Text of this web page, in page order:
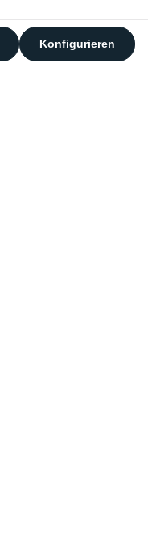
Konfigurieren